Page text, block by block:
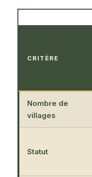
CRITÈRE
Nombre de
villages
Statut